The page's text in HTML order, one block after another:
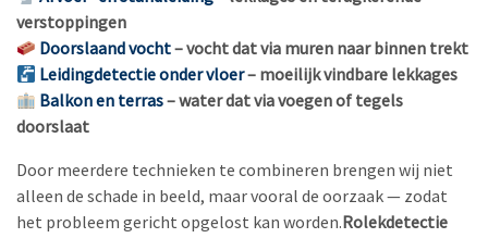
verstoppingen
Doorslaand vocht– vocht dat via muren naar binnen trekt
Leidingdetectie onder vloer– moeilijk vindbare lekkages
Balkon en terras– water dat via voegen of tegels
doorslaat
Door meerdere technieken te combineren brengen wij niet
alleen de schade in beeld, maar vooral de oorzaak — zodat
het probleem gericht opgelost kan worden.Rolekdetectie